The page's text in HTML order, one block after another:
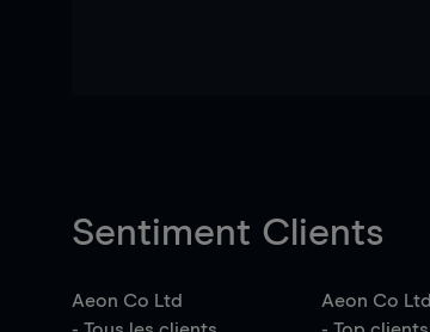
Sentiment Clients
Aeon Co Ltd
Aeon Co Ltd